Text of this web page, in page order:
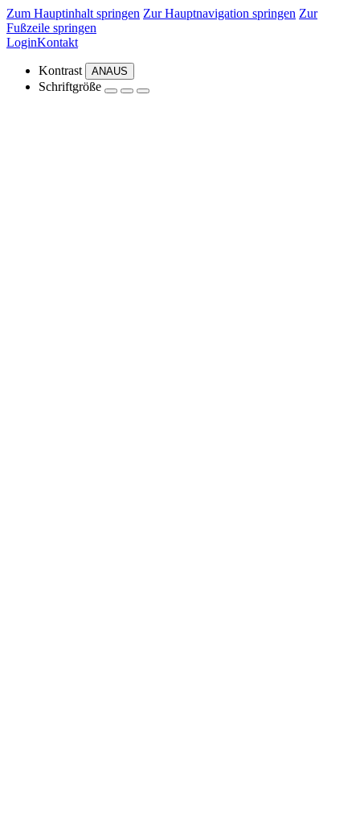
Zum Hauptinhalt springen Zur Hauptnavigation springen Zur
Fußzeile springen
LoginKontakt
Kontrast ANAUS
Schriftgröße